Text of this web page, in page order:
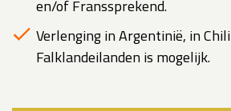
en/of Franssprekend.
Verlenging in Argentinië, in
Falklandeilanden is mogelijk.